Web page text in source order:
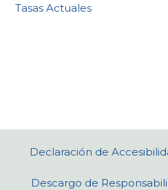
Tasas Actuales
Declaración de
Descargo de